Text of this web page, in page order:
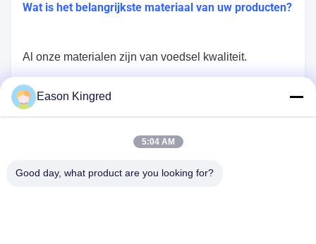
Wat is het belangrijkste materiaal van uw producten?
Al onze materialen zijn van voedsel kwaliteit.
V3. Wat moet bij het plaatsen van bestellingen
Eason Kingred
5:04 AM
Good day, what product are you looking for?